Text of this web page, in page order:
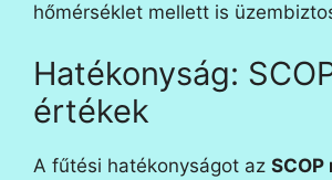
hőmérséklet mellett is
Hatékonyság:
értékek
A fűtési hatékonyságot az